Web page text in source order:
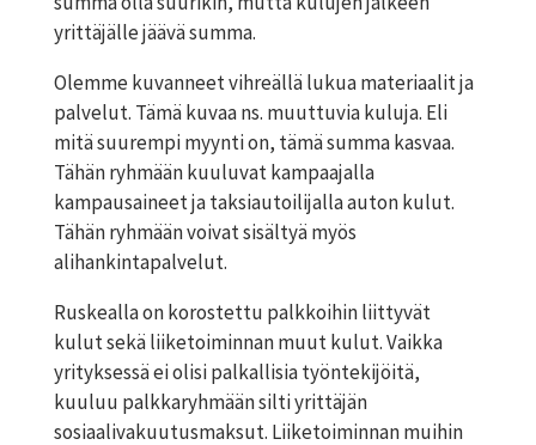
yrittäjälle jäävä summa.
Olemme kuvanneetvihreällälukua materiaalit ja
palvelut. Tämä kuvaa ns. muuttuvia kuluja. Eli
mitä suurempi myynti on, tämä summa kasvaa.
Tähän ryhmään kuuluvat kampaajalla
kampausaineet ja taksiautoilijalla auton kulut.
Tähän ryhmään voivat sisältyä myös
alihankintapalvelut.
Ruskeallaon korostettu palkkoihin liittyvät
kulut sekä liiketoiminnan muut kulut. Vaikka
yrityksessä ei olisi palkallisia työntekijöitä,
kuuluu palkkaryhmään silti yrittäjän
sosiaalivakuutusmaksut. Liiketoiminnan muihin